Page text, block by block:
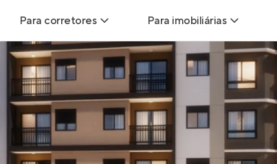
Para corretores
Leads para Corretores
Corretor+
Parcerias imobiliárias
Para imobiliárias
Leads para
Hub de imobiliárias
Anunciar imóveis